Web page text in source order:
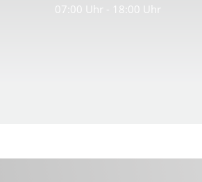
07:00 Uhr - 18:00 Uhr
Auch Servicetechniker für Wartungen und